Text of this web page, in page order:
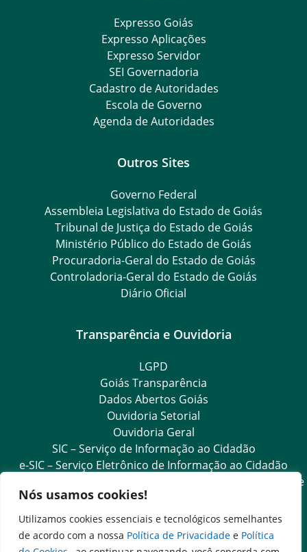
Nós usamos cookies!
Utilizamos cookies essenciais e tecnológicos semelhantes
de acordo com a nossa Política de Privacidade e Política
Expresso Goiás
Expresso Aplicações
Expresso Servidor
SEI Governadoria
Cadastro de Autoridades
Escola de Governo
Agenda de Autoridades
Outros Sites
Governo Federal
Assembleia Legislativa do Estado de Goiás
Tribunal de Justiça do Estado de Goiás
Ministério Público do Estado de Goiás
Procuradoria-Geral do Estado de Goiás
Controladoria-Geral do Estado de Goiás
Diário Oficial
Transparência e Ouvidoria
LGPD
Goiás Transparência
Dados Abertos Goiás
Ouvidoria Setorial
Ouvidoria Geral
SIC – Serviço de Informação ao Cidadão
e-SIC – Serviço Eletrônico de Informação ao Cidadão
Acesso às Informações das Organizações Sociais de Saúde
e Sociedade Civil
Ouvidoria Setorial (Expresso)
Ouvidoria Setorial (Presencial)